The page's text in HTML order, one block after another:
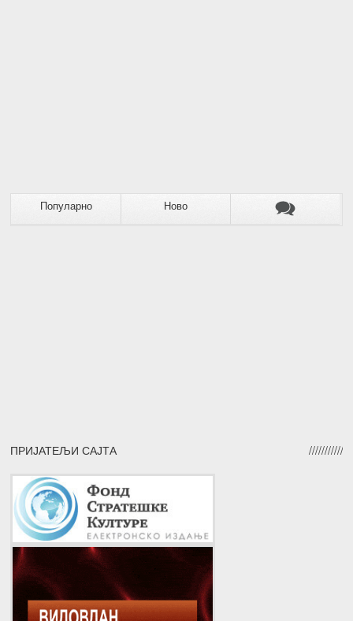
Популарно Ново
ПРИЈАТЕЉИ САЈТА